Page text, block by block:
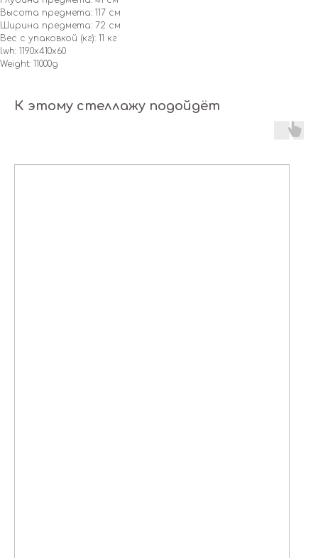
Высота предмета: 117 см
Ширина предмета: 72 см
Вес с упаковкой (кг): 11 кг
lwh: 1190x410x60
Weight: 11000g
К этому стеллажу подойдёт